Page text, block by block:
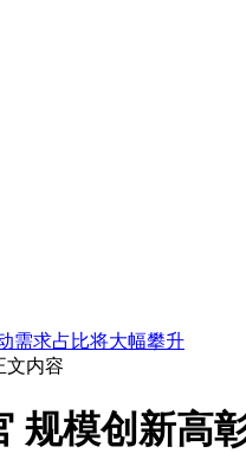
1亿次大关
普惠金融创新发展新路径
证赋能行业新发展
需求占比将大幅攀升
锁长效增长新路径
催生行业新增长点
，2026赛事首秀助视障者
文内容
规模创新高